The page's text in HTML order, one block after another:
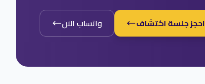
احجز جلسة اكتشاف واتساب الآن